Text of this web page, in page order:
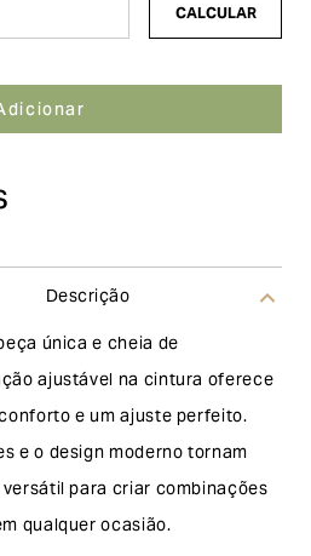
Descrição
única e cheia de
ajustável na cintura oferece
e um ajuste perfeito.
e o design moderno tornam
para criar combinações
qualquer ocasião.